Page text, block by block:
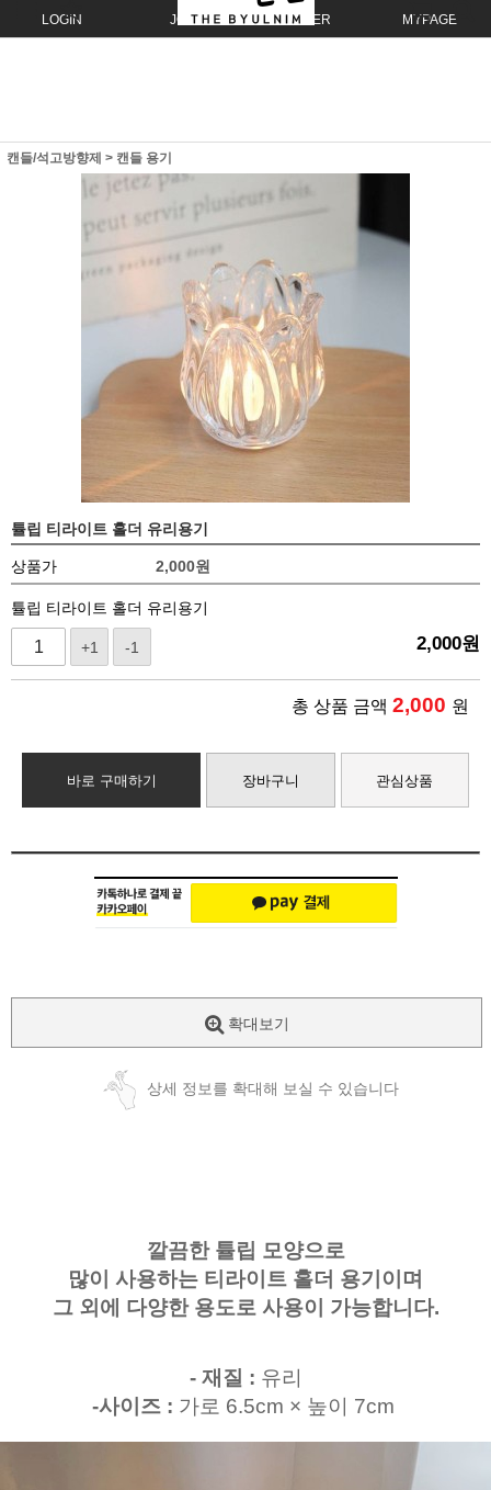
LOGIN JOIN ORDER MYPAGE
캔들/석고방향제 > 캔들 용기
튤립 티라이트 홀더 유리용기
상품가 2,000원
튤립 티라이트 홀더 유리용기
+1 -1 2,000원
총 상품 금액 2,000 원
바로 구매하기 장바구니 관심상품
확대보기
상세 정보를 확대해 보실 수 있습니다
깔끔한 튤립 모양으로
많이 사용하는 티라이트 홀더 용기이며
그 외에 다양한 용도로 사용이 가능합니다.
- 재질 : 유리
-사이즈 : 가로 6.5cm × 높이 7cm